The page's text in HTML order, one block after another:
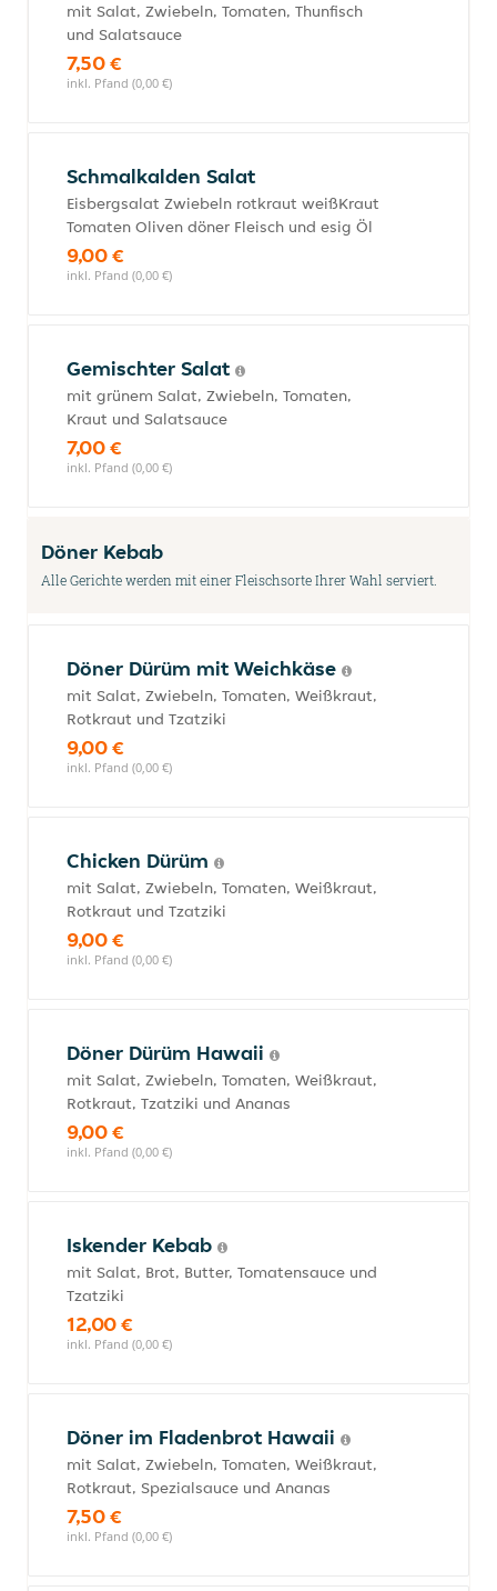
mit Salat, Zwiebeln, Tomaten, Thunfisch
und Salatsauce
7,50 €
inkl. Pfand (0,00 €)
Schmalkalden Salat
Eisbergsalat Zwiebeln rotkraut weißKraut
Tomaten Oliven döner Fleisch und esig Öl
9,00 €
inkl. Pfand (0,00 €)
Gemischter Salat
mit grünem Salat, Zwiebeln, Tomaten,
Kraut und Salatsauce
7,00 €
inkl. Pfand (0,00 €)
Döner Kebab
Alle Gerichte werden mit einer Fleischsorte Ihrer Wahl serviert.
Döner Dürüm mit Weichkäse
mit Salat, Zwiebeln, Tomaten, Weißkraut,
Rotkraut und Tzatziki
9,00 €
inkl. Pfand (0,00 €)
Chicken Dürüm
mit Salat, Zwiebeln, Tomaten, Weißkraut,
Rotkraut und Tzatziki
9,00 €
inkl. Pfand (0,00 €)
Döner Dürüm Hawaii
mit Salat, Zwiebeln, Tomaten, Weißkraut,
Rotkraut, Tzatziki und Ananas
9,00 €
inkl. Pfand (0,00 €)
Iskender Kebab
mit Salat, Brot, Butter, Tomatensauce und
Tzatziki
12,00 €
inkl. Pfand (0,00 €)
Döner im Fladenbrot Hawaii
mit Salat, Zwiebeln, Tomaten, Weißkraut,
Rotkraut, Spezialsauce und Ananas
7,50 €
inkl. Pfand (0,00 €)